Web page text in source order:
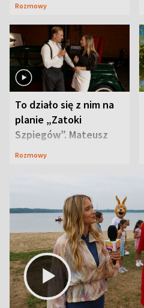
Rozmowy
To działo się z nim na
planie „Zatoki
Szpiegów”. Mateusz
Janicki odsłonił
Rozmowy